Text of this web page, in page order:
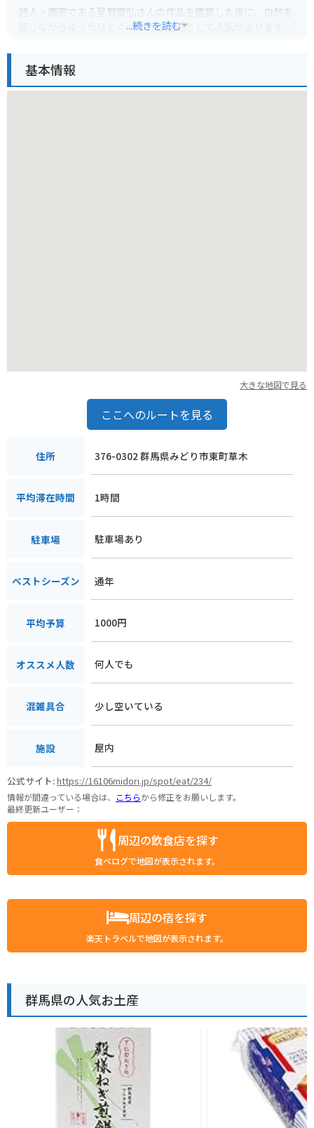
詩人・画家である星野富弘さんの作品を鑑賞した後に、自然を
感じながらゆったりとくつろげる空間として人気があります。
メニューは、地元の食材を使った軽食やスイーツ、ドリンクな
どが揃っています。
...続きを読む
基本情報
大きな地図で見る
ここへのルートを見る
住所 376-0302 群馬県みどり市東町草木
平均滞在時間 1時間
駐車場 駐車場あり
ベストシーズン 通年
平均予算 1000円
オススメ人数 何人でも
混雑具合 少し空いている
施設 屋内
公式サイト:https://16106midori.jp/spot/eat/234/
情報が間違っている場合は、 こちらから修正をお願いします。
最終更新ユーザー：
周辺の飲食店を探す
食べログで地図が表示されます。
周辺の宿を探す
楽天トラベルで地図が表示されます。
群馬県の人気お土産